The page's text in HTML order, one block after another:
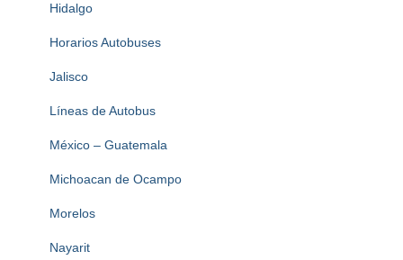
Hidalgo
Horarios Autobuses
Jalisco
Líneas de Autobus
México – Guatemala
Michoacan de Ocampo
Morelos
Nayarit